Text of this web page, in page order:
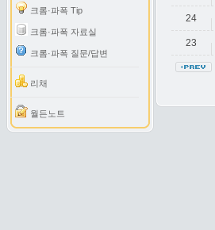
크롬·파폭 Tip
크롬·파폭 자료실
크롬·파폭 질문/답변
리채
월든노트
24
23